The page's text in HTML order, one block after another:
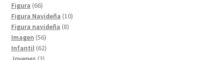
productos
Figura 6666
productos
Figura Navideña 1010
Figura navideña 88
Imagen 5656
productos
Infantil 6262
productos
3